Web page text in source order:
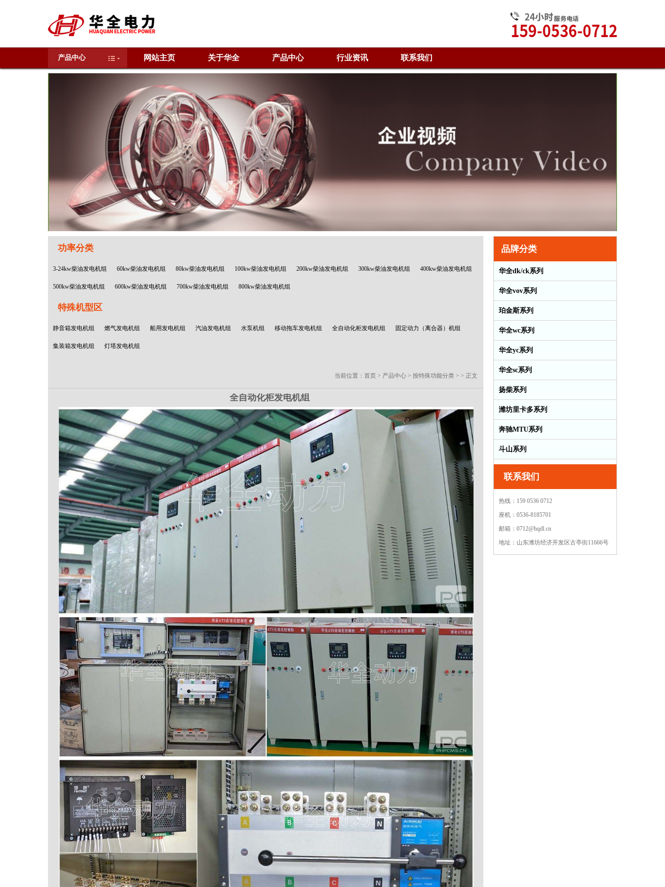
产品中心 网站主页 关于华全 产品中心 行业资讯 联系我们
功率分类
3-24kw柴油发电机组 60kw柴油发电机组 80kw柴油发电机组 100kw柴油发电机组 200kw柴油发电机组 300kw柴油发电机组 400kw柴油发电机组
500kw柴油发电机组 600kw柴油发电机组 700kw柴油发电机组 800kw柴油发电机组
特殊机型区
静音箱发电机组 燃气发电机组 船用发电机组 汽油发电机组 水泵机组 移动拖车发电机组 全自动化柜发电机组 固定动力（离合器）机组
集装箱发电机组 灯塔发电机组
当前位置： 首页 > 产品中心 > 按特殊功能分类 > > 正文
全自动化柜发电机组
品牌分类
华全dk/ck系列
华全vov系列
珀金斯系列
华全wc系列
华全yc系列
华全sc系列
扬柴系列
潍坊里卡多系列
奔驰MTU系列
斗山系列
联系我们
热线：159 0536 0712
座机：0536-8185701
邮箱：0712@hqdl.cn
地址：山东潍坊经济开发区古亭街11666号